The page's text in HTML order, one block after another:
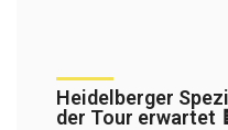
Heidelberger
der Tour erwartet